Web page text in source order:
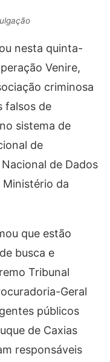
nesta quinta-
Venire,
criminosa
falsos de
sistema de
de
de Dados
Ministério da
que estão
busca e
Tribunal
Geral
públicos
de Caxias
responsáveis